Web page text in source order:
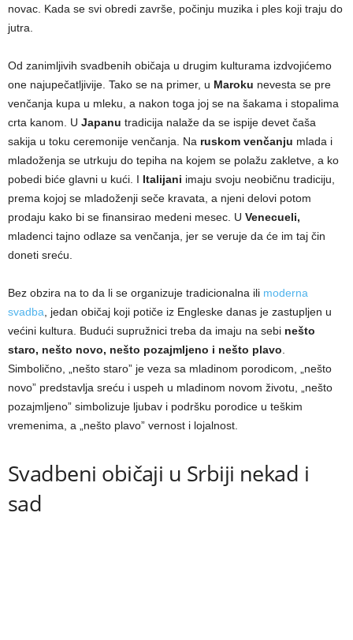
novac. Kada se svi obredi završe, počinju muzika i ples koji traju do
jutra.
Od zanimljivih svadbenih običaja u drugim kulturama izdvojićemo
one najupečatljivije. Tako se na primer, u Maroku nevesta se pre
venčanja kupa u mleku, a nakon toga joj se na šakama i stopalima
crta kanom. U Japanu tradicija nalaže da se ispije devet čaša
sakija u toku ceremonije venčanja. Na ruskom venčanju mlada i
mladoženja se utrkuju do tepiha na kojem se polažu zakletve, a ko
pobedi biće glavni u kući. I Italijani imaju svoju neobičnu tradiciju,
prema kojoj se mladoženji seče kravata, a njeni delovi potom
prodaju kako bi se finansirao medeni mesec. U Venecueli,
mladenci tajno odlaze sa venčanja, jer se veruje da će im taj čin
doneti sreću.
Bez obzira na to da li se organizuje tradicionalna ili moderna
svadba , jedan običaj koji potiče iz Engleske danas je zastupljen u
većini kultura. Budući supružnici treba da imaju na sebi nešto
staro, nešto novo, nešto pozajmljeno i nešto plavo
Simbolično, „nešto staro” je veza sa mladinom porodicom, „nešto
novo” predstavlja sreću i uspeh u mladinom novom životu, „nešto
pozajmljeno” simbolizuje ljubav i podršku porodice u teškim
vremenima, a „nešto plavo” vernost i lojalnost.
Svadbeni običaji u Srbiji nekad i
sad